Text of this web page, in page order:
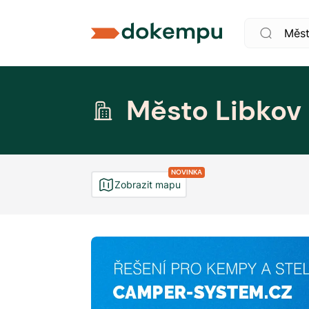
Město Libkov
NOVINKA
Zobrazit mapu